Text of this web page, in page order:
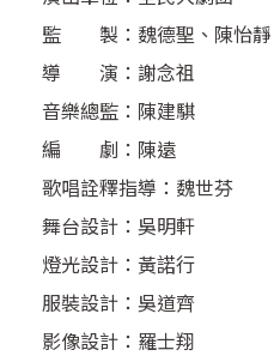
監 製：魏德聖、陳怡靜
導 演：謝念祖
音樂總監：陳建騏
編 劇：陳遠
歌唱詮釋指導：魏世芬
舞台設計：吳明軒
燈光設計：黃諾行
服裝設計：吳道齊
影像設計：羅士翔